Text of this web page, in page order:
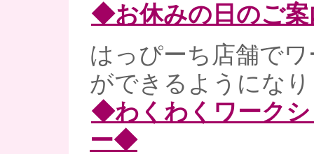
◆お休みの日のご
はっぴーち店舗で
ができるようにな
◆わくわくワーク
ー◆